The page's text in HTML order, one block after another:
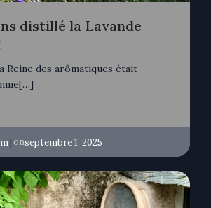
distillé la Lavande
Reine des arômatiques était
| onseptembre 1, 2025